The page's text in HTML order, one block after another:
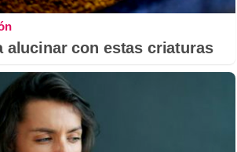
alucinar con estas criaturas